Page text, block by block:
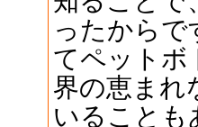
ったからで
てペットボ
界の恵まれ
いることも